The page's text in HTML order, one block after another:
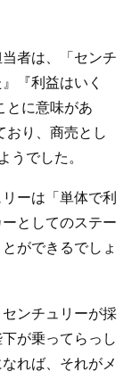
者は、「センチ
『利益はいく
とに意味があ
おり、商売とし
うでした。
ーは「単体で利
としてのステー
ができるでしょ
ンチュリーが採
が乗ってらっし
れば、それがメ